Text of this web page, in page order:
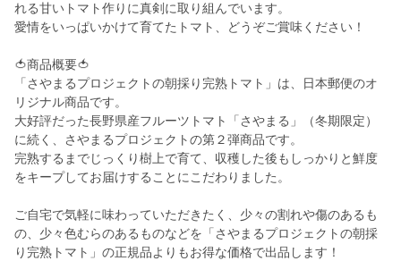
れる甘いトマト作りに真剣に取り組んでいます。
愛情をいっぱいかけて育てたトマト、どうぞご賞味ください！
🍅商品概要🍅
「さやまるプロジェクトの朝採り完熟トマト」は、日本郵便のオ
リジナル商品です。
大好評だった長野県産フルーツトマト「さやまる」（冬期限定）
に続く、さやまるプロジェクトの第２弾商品です。
完熟するまでじっくり樹上で育て、収穫した後もしっかりと鮮度
をキープしてお届けすることにこだわりました。
ご自宅で気軽に味わっていただきたく、少々の割れや傷のあるも
の、少々色むらのあるものなどを「さやまるプロジェクトの朝採
り完熟トマト」の正規品よりもお得な価格で出品します！